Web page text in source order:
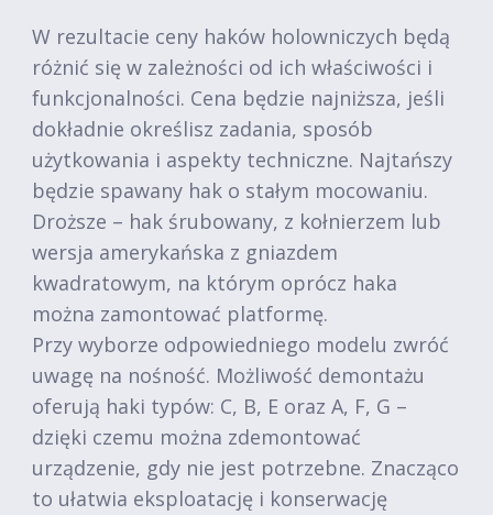
W rezultacie ceny haków holowniczych będą
różnić się w zależności od ich właściwości i
funkcjonalności. Cena będzie najniższa, jeśli
dokładnie określisz zadania, sposób
użytkowania i aspekty techniczne. Najtańszy
będzie spawany hak o stałym mocowaniu.
Droższe – hak śrubowany, z kołnierzem lub
wersja amerykańska z gniazdem
kwadratowym, na którym oprócz haka
można zamontować platformę.
Przy wyborze odpowiedniego modelu zwróć
uwagę na nośność. Możliwość demontażu
oferują haki typów: C, B, E oraz A, F, G –
dzięki czemu można zdemontować
urządzenie, gdy nie jest potrzebne. Znacząco
to ułatwia eksploatację i konserwację